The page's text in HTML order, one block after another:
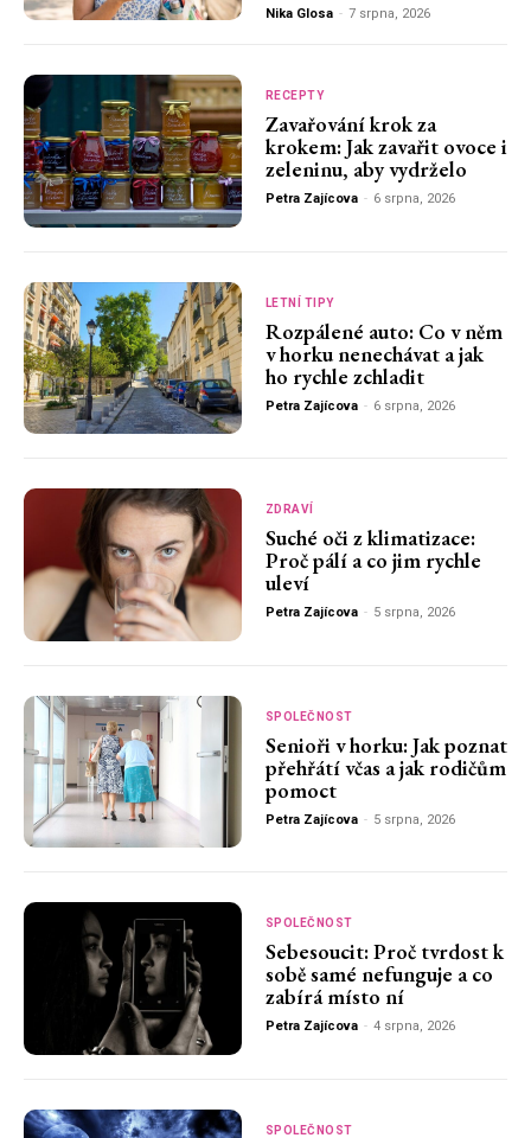
Nika Glosa - 7 srpna, 2026
RECEPTY
Zavařování krok za
krokem: Jak zavařit ovoce i
zeleninu, aby vydrželo
Petra Zajícova - 6 srpna, 2026
LETNÍ TIPY
Rozpálené auto: Co v něm
v horku nenechávat a jak
ho rychle zchladit
Petra Zajícova - 6 srpna, 2026
ZDRAVÍ
Suché oči z klimatizace:
Proč pálí a co jim rychle
uleví
Petra Zajícova - 5 srpna, 2026
SPOLEČNOST
Senioři v horku: Jak poznat
přehřátí včas a jak rodičům
pomoct
Petra Zajícova - 5 srpna, 2026
SPOLEČNOST
Sebesoucit: Proč tvrdost k
sobě samé nefunguje a co
zabírá místo ní
Petra Zajícova - 4 srpna, 2026
SPOLEČNOST